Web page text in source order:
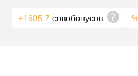
+1905.7 совобонусов ? %